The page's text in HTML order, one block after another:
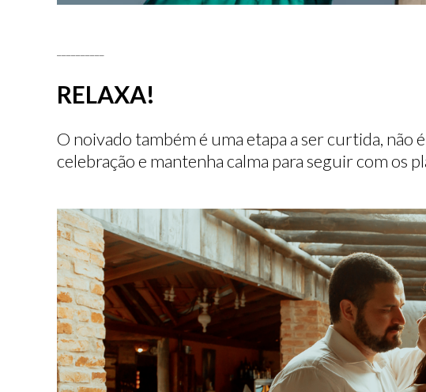
RELAXA!
O noivado também é uma etapa a ser curtida, não
celebração e mantenha calma para seguir com os